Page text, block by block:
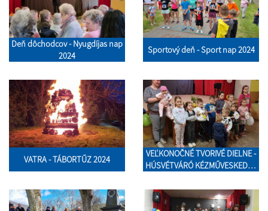
Deň dôchodcov - Nyugdíjas nap
2024
Sportový deň - Sport nap 2024
VATRA - TÁBORTŰZ 2024
VEĽKONOČNÉ TVORIVÉ DIELNE -
HÚSVÉTVÁRÓ KÉZMŰVESKEDÉS